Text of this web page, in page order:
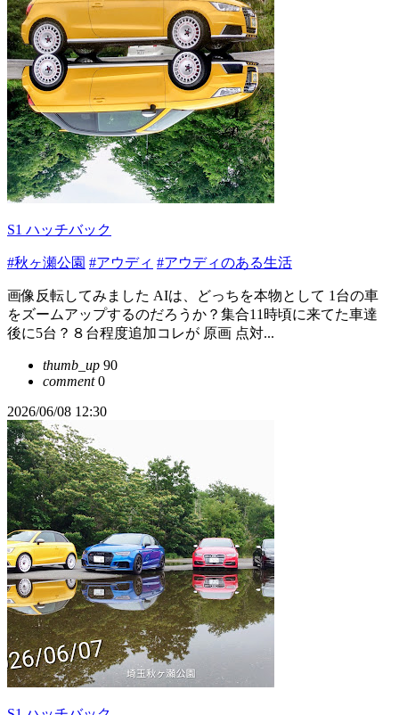
S1 ハッチバック
#秋ヶ瀬公園 #アウディ #アウディのある生活
画像反転してみました AIは、どっちを本物として 1台の車
をズームアップするのだろうか？集合11時頃に来てた車達
後に5台？８台程度追加コレが 原画 点対...
thumb_up 90
comment0
2026/06/08 12:30